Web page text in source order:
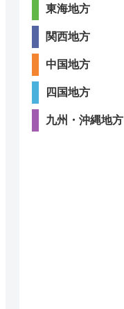
東海地方
関西地方
中国地方
四国地方
九州・沖縄地方